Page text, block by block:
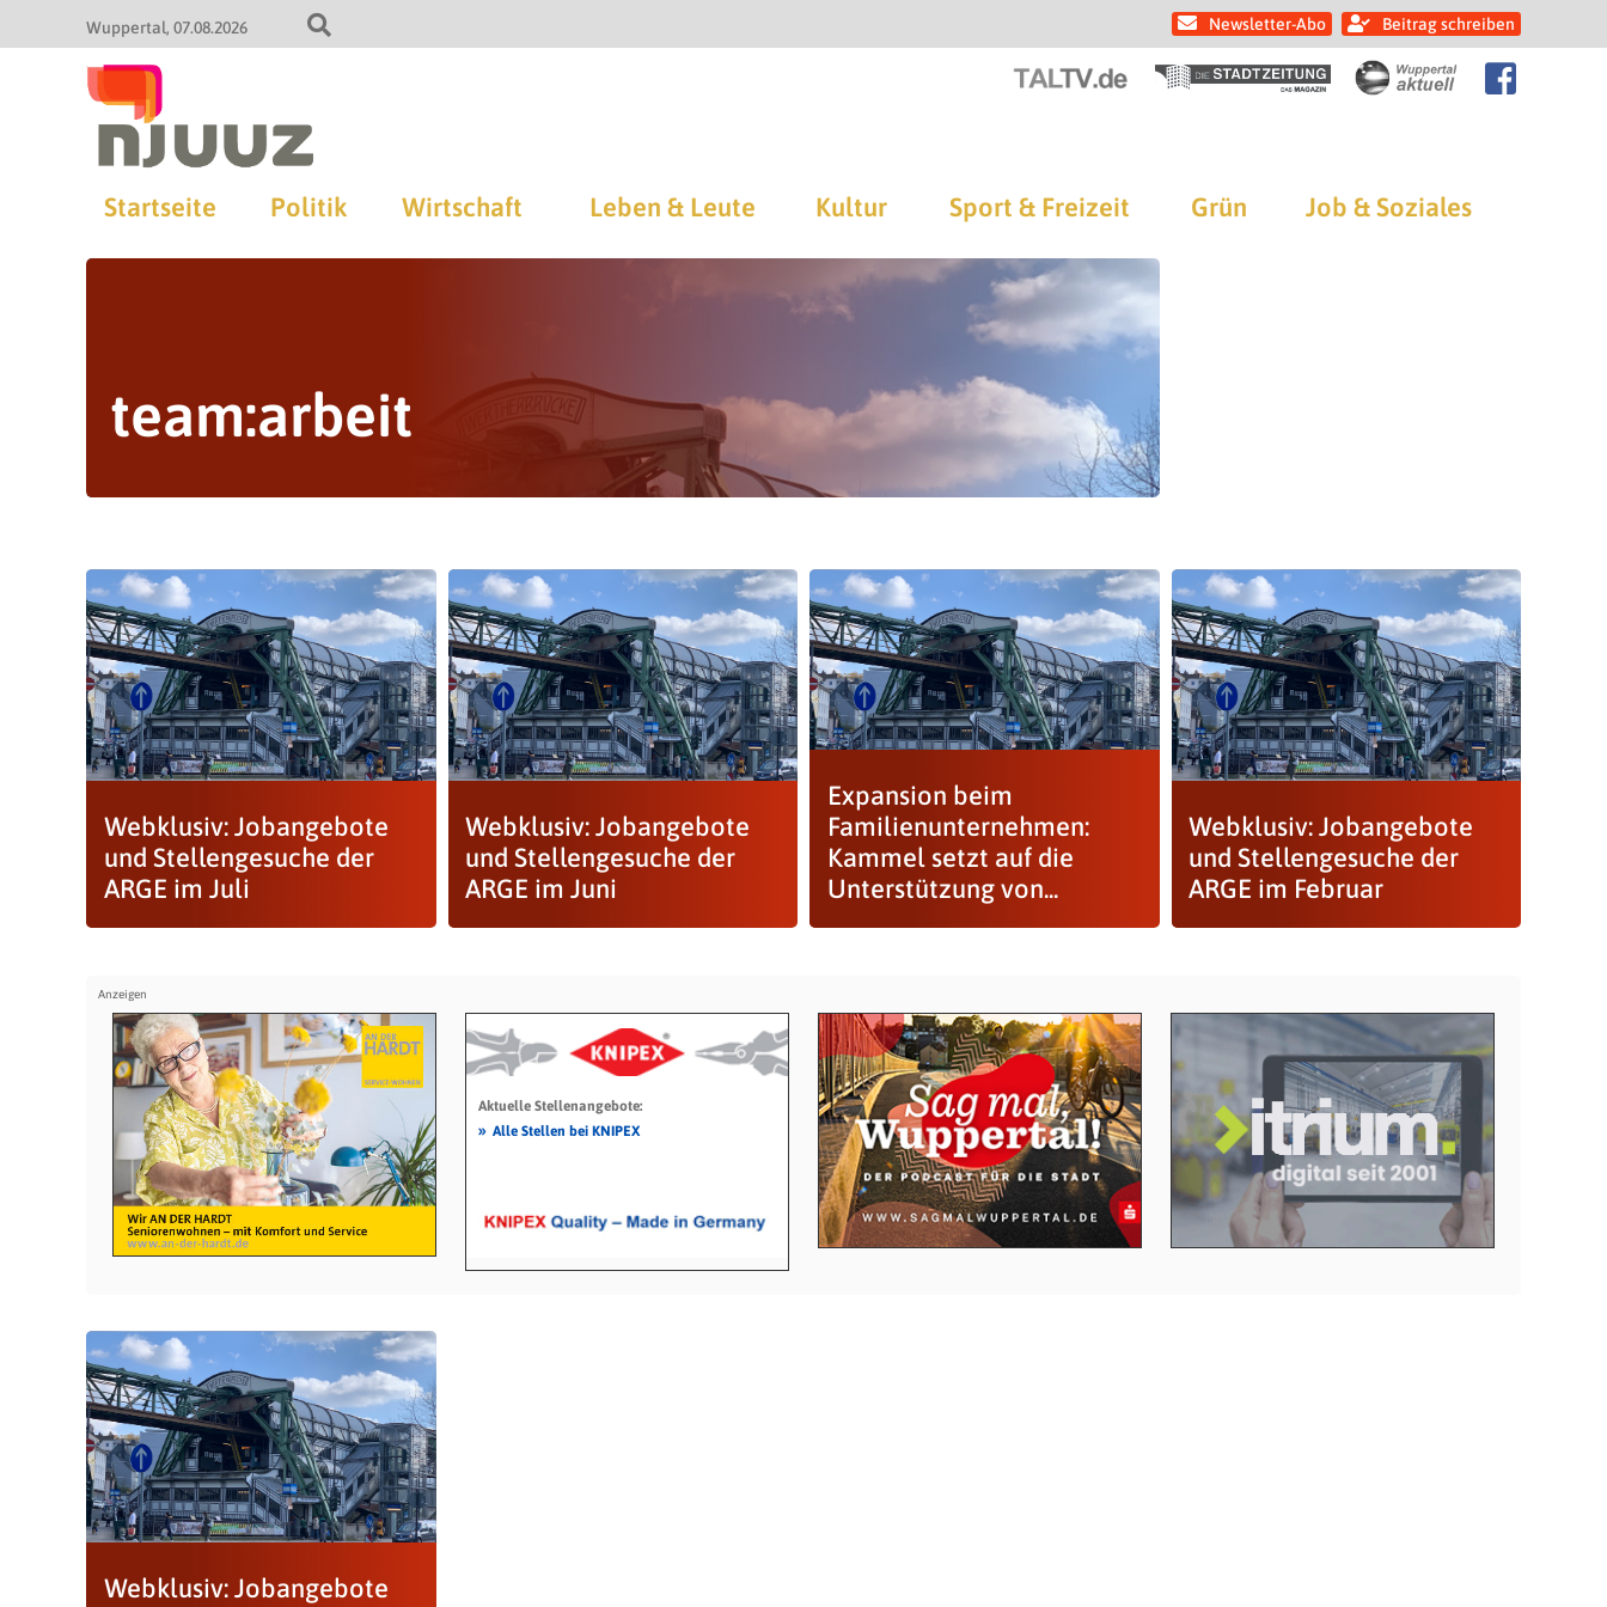
Wuppertal 07.08.2026 Newsletter-Abo Beitrag schreiben
Startseite Politik Wirtschaft Leben & Leute Kultur Sport & Freizeit Grün Job & Soziales
team:arbeit
Webklusiv: Jobangebote
und Stellengesuche der
ARGE im Juli
Webklusiv: Jobangebote
und Stellengesuche der
ARGE im Juni
Expansion beim
Familienunternehmen:
Kammel setzt auf die
Unterstützung von...
Webklusiv: Jobangebote
und Stellengesuche der
ARGE im Februar
Aktuelle Stellenangebote:
» Alle Stellen bei KNIPEX
Webklusiv: Jobangebote